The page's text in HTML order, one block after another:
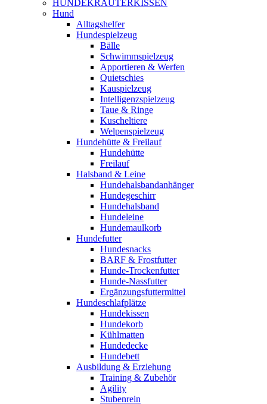
HUNDEKRÄUTERKISSEN
Hund
Alltagshelfer
Hundespielzeug
Bälle
Schwimmspielzeug
Apportieren & Werfen
Quietschies
Kauspielzeug
Intelligenzspielzeug
Taue & Ringe
Kuscheltiere
Welpenspielzeug
Hundehütte & Freilauf
Hundehütte
Freilauf
Halsband & Leine
Hundehalsbandanhänger
Hundegeschirr
Hundehalsband
Hundeleine
Hundemaulkorb
Hundefutter
Hundesnacks
BARF & Frostfutter
Hunde-Trockenfutter
Hunde-Nassfutter
Ergänzungsfuttermittel
Hundeschlafplätze
Hundekissen
Hundekorb
Kühlmatten
Hundedecke
Hundebett
Ausbildung & Erziehung
Training & Zubehör
Agility
Stubenrein